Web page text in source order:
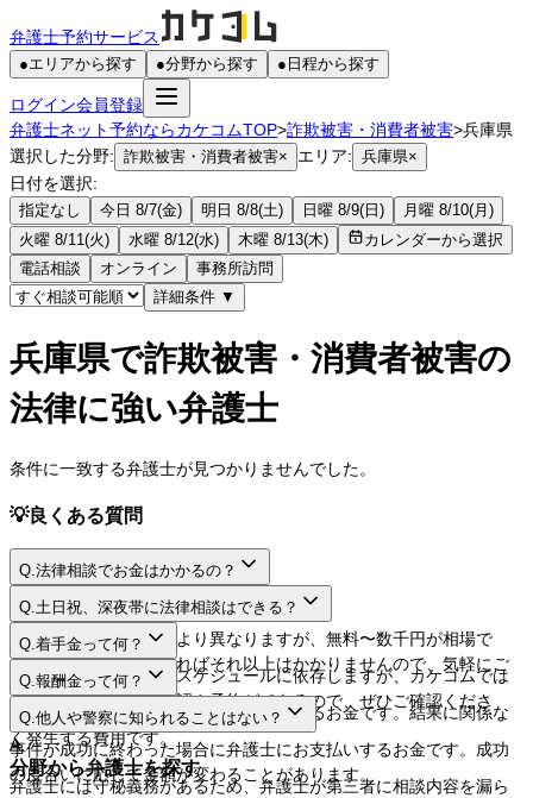
弁護士予約サービス
●エリアから探す ●分野から探す ● 日程から探す
ログイン会員登録
弁護士ネット予約ならカケコムTOP>詐欺被害・消費者被害>兵庫県
選択した分野: 詐欺被害・消費者被害× エリア: 兵庫県×
日付を選択:
指定なし 今日 8/7(金) 明日 8/8(土) 日曜 8/9(日)
月曜 8/10(月)
火曜 8/11(火)
水曜 8/12(水) 木曜 8/13(木)
カレンダーから選択
電話相談
オンライン
事務所訪問
詳細条件 ▼
兵庫県で詐欺被害・消費者被害の
法律に強い弁護士
条件に一致する弁護士が見つかりませんでした。
💡良くある質問
Q.法律相談でお金はかかるの？
A.
法律相談料は弁護士により異なりますが、無料〜数千円が相場で
す。相談するだけであればそれ以上はかかりませんので、気軽にご
利用してください。
Q.土日祝、深夜帯に法律相談はできる？
A.
日程や時間は弁護士のスケジュールに依存しますが、カケコムでは
ネットから空き枠の確認や予約ができるので、ぜひご確認くださ
い。
Q.着手金って何？
A.
弁護士に事件を依頼する際にお支払いするお金です。結果に関係な
く発生する費用です。
Q.報酬金って何？
A.
事件が成功に終わった場合に弁護士にお支払いするお金です。成功
の度合いに応じて金額が変わることがあります。
Q.他人や警察に知られることはない？
A.
弁護士には守秘義務があるため、弁護士が第三者に相談内容を漏ら
分野から弁護士を探す